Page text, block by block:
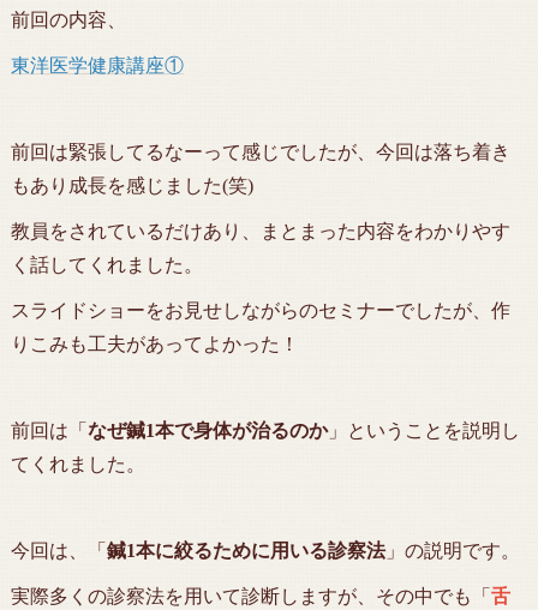
前回の内容、
東洋医学健康講座①
前回は緊張してるなーって感じでしたが、今回は落ち着き
もあり成長を感じました(笑)
教員をされているだけあり、まとまった内容をわかりやす
く話してくれました。
スライドショーをお見せしながらのセミナーでしたが、作
りこみも工夫があってよかった！
前回は「 なぜ鍼1本で身体が治るのか」ということを説明し
てくれました。
今回は、「 鍼1本に絞るために用いる診察法」の説明です。
実際多くの診察法を用いて診断しますが、その中でも「 舌